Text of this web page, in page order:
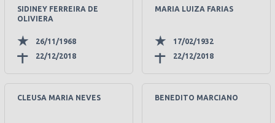
SIDINEY FERREIRA DE
OLIVIERA
26/11/1968
22/12/2018
MARIA LUIZA FARIAS
17/02/1932
22/12/2018
CLEUSA MARIA NEVES BENEDITO MARCIANO